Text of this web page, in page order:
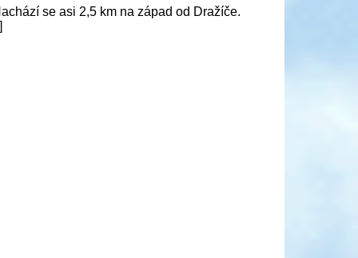
se asi 2,5 km na západ od Dražíče.